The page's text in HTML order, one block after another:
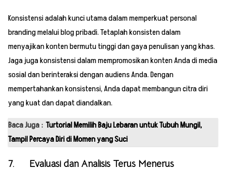
Konsistensi adalah kunci utama dalam memperkuat personal
branding melalui blog pribadi. Tetaplah konsisten dalam
menyajikan konten bermutu tinggi dan gaya penulisan yang khas.
Jaga juga konsistensi dalam mempromosikan konten Anda di media
sosial dan berinteraksi dengan audiens Anda. Dengan
mempertahankan konsistensi, Anda dapat membangun citra diri
yang kuat dan dapat diandalkan.
Baca Juga : Turtorial Memilih Baju Lebaran untuk Tubuh Mungil,
Tampil Percaya Diri di Momen yang Suci
7. Evaluasi dan Analisis Terus Menerus